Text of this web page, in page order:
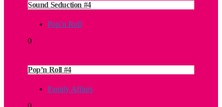
Sound Seduction #4
Pop’n Roll
0
Pop’n Roll #4
Family Affairs